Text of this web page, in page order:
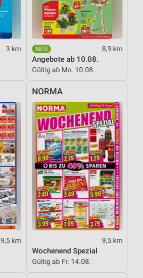
3 km 8,9 km
Angebote ab 10.08.
Gültig ab Mo. 10.08.
9,5 km
NORMA
9,5 km
Wochenend Spezial
Gültig ab Fr. 14.08.